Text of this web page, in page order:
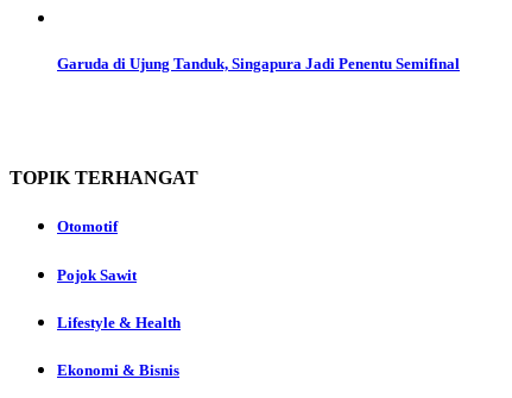
Garuda di Ujung Tanduk, Singapura Jadi Penentu Semifinal
TOPIK TERHANGAT
Otomotif
Pojok Sawit
Lifestyle & Health
Ekonomi & Bisnis